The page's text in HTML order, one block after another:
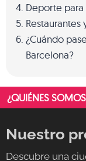
Deporte
Restaurantes
¿Cuándo
Barcelona?
¿QUIÉNES
Nuestro
Descubre una